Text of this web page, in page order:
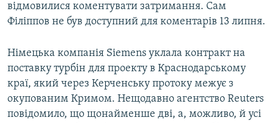
відмовилися коментувати затримання. Сам
Філіппов не був доступний для коментарів 13 липня.
Німецька компанія Siemens уклала контракт на
поставку турбін для проекту в Краснодарському
краї, який через Керченську протоку межує з
окупованим Кримом. Нещодавно агентство Reuters
повідомило, що щонайменше дві, а, можливо, й усі